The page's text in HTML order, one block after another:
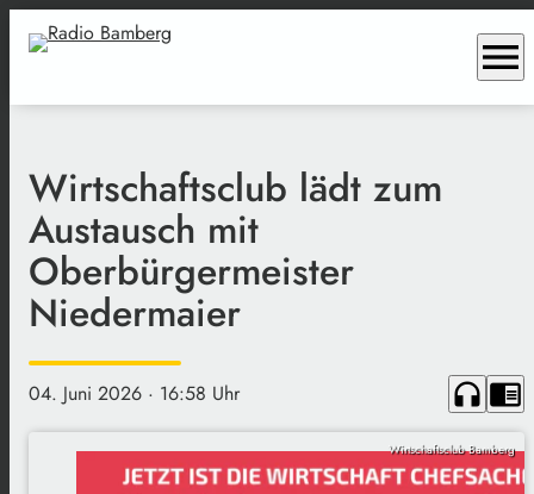
menu
Wirtschaftsclub lädt zum
Austausch mit
Oberbürgermeister
Niedermaier
04. Juni 2026 · 16:58 Uhr headphones chrome_reader_mode
Wirtschaftsclub Bamberg